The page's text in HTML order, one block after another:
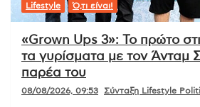
Lifestyle Ό,τι είναι!
«Grown Ups 3»: Το πρώτο
τα γυρίσματα με τον Άνταμ
παρέα του
08/08/2026, 09:53 Σύνταξη Lifestyle